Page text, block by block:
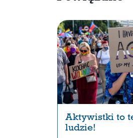
Aktywistki to
ludzie!